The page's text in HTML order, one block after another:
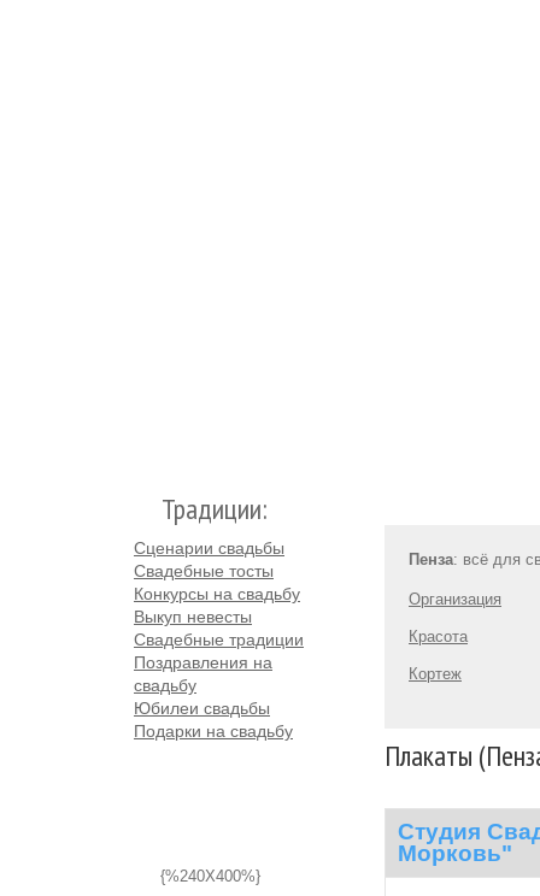
Традиции:
Сценарии свадьбы
Свадебные тосты
Конкурсы на свадьбу
Выкуп невесты
Свадебные традиции
Поздравления на
свадьбу
Юбилеи свадьбы
Подарки на свадьбу
{%240X400%}
Пенза: всё для
Организация
Красота
Кортеж
Плакаты
Студия
Морковь"